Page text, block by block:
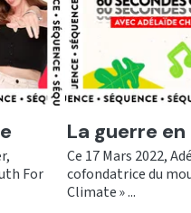
For
Ecouter
La guerre
Ce 17 Mars 2022,
cofondatrice du
Climate » ...